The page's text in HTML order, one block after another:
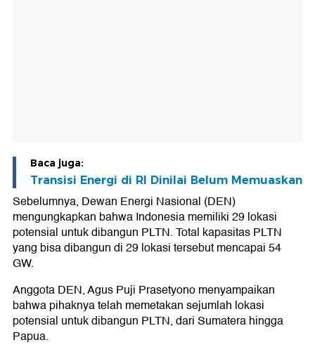
Baca juga:
Transisi Energi di RI Dinilai Belum Memuaskan
Sebelumnya, Dewan Energi Nasional (DEN)
mengungkapkan bahwa Indonesia memiliki 29 lokasi
potensial untuk dibangun PLTN. Total kapasitas PLTN
yang bisa dibangun di 29 lokasi tersebut mencapai 54
GW.
Anggota DEN, Agus Puji Prasetyono menyampaikan
bahwa pihaknya telah memetakan sejumlah lokasi
potensial untuk dibangun PLTN, dari Sumatera hingga
Papua.